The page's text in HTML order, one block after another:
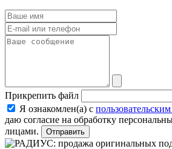
Прикрепить файл
Я ознакомлен(а) с
даю согласие на обработку
лицами.
Отправить